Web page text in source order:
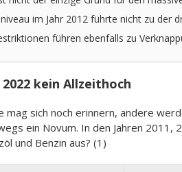
im Jahr 2012 führte nicht zu der
führen ebenfalls zu
kein Allzeithoch
mag sich noch erinnern, andere
ein Novum. In den Jahren
und Benzin aus? (1)